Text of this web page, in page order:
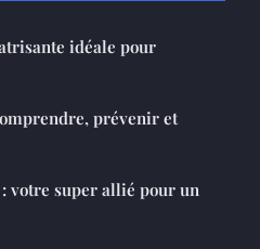
idéale pour
prévenir et
votre super allié pour un